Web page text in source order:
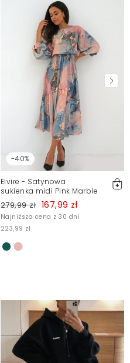
-40%
Elvire - Satynowa
sukienka midi Pink Marble
279,99 zł 167,99 zł
Najniższa cena z 30 dni
223,99 zł